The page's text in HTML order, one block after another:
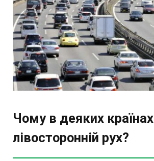
Чому в деяких країнах
лівосторонній рух?